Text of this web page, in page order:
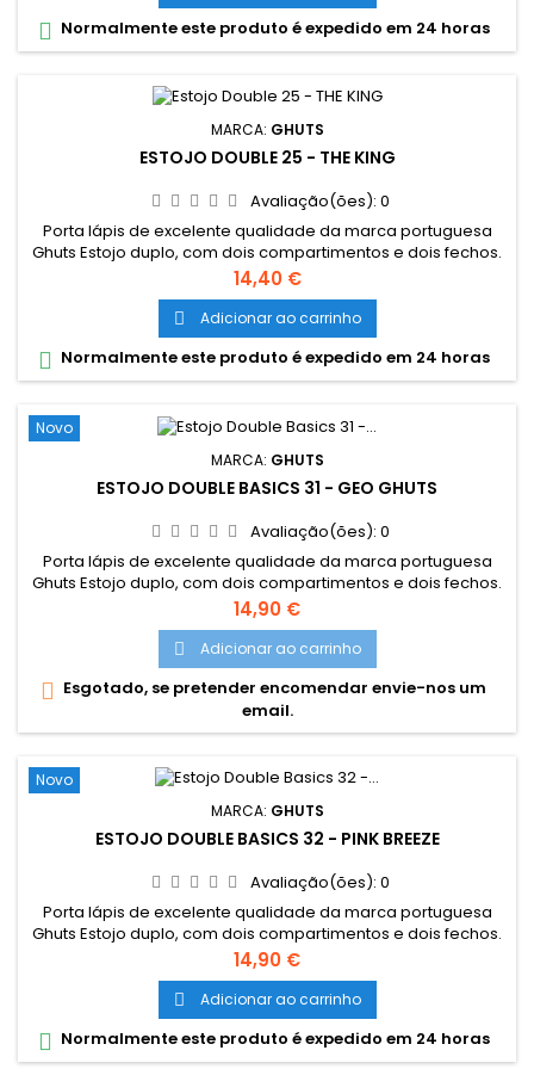
 Normalmente este produto é expedido em 24 horas
MARCA: GHUTS
ESTOJO DOUBLE 25 - THE KING
Avaliação(ões): 0
Porta lápis de excelente qualidade da marca portuguesa
Ghuts Estojo duplo, com dois compartimentos e dois fechos.
Dimensões: 20,5 x 9,5 x 8 cm Características: Polyester 600D;
Fechos e cursor certificados YKK
Preço
14,40 €
 Adicionar ao carrinho
 Normalmente este produto é expedido em 24 horas
Novo
MARCA: GHUTS
ESTOJO DOUBLE BASICS 31 - GEO GHUTS
Avaliação(ões): 0
Porta lápis de excelente qualidade da marca portuguesa
Ghuts Estojo duplo, com dois compartimentos e dois fechos.
Dimensões: 20,5 x 9,5 x 8 cm Características: Polyester 600D;
Fechos e cursor certificados YKK
Preço
14,90 €
 Adicionar ao carrinho
 Esgotado, se pretender encomendar envie-nos um
email.
Novo
MARCA: GHUTS
ESTOJO DOUBLE BASICS 32 - PINK BREEZE
Avaliação(ões): 0
Porta lápis de excelente qualidade da marca portuguesa
Ghuts Estojo duplo, com dois compartimentos e dois fechos.
Dimensões: 20,5 x 9,5 x 8 cm Características: Polyester 600D;
Fechos e cursor certificados YKK
Preço
14,90 €
 Adicionar ao carrinho
 Normalmente este produto é expedido em 24 horas